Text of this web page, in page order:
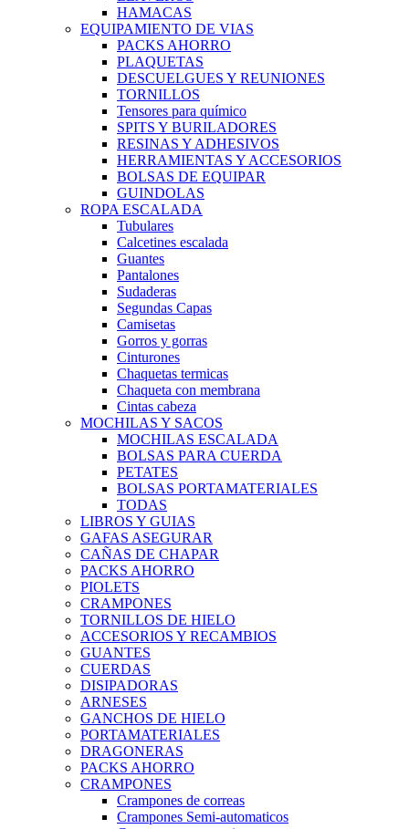
HAMACAS
EQUIPAMIENTO DE VIAS
PACKS AHORRO
PLAQUETAS
DESCUELGUES Y REUNIONES
TORNILLOS
Tensores para químico
SPITS Y BURILADORES
RESINAS Y ADHESIVOS
HERRAMIENTAS Y ACCESORIOS
BOLSAS DE EQUIPAR
GUINDOLAS
ROPA ESCALADA
Tubulares
Calcetines escalada
Guantes
Pantalones
Sudaderas
Segundas Capas
Camisetas
Gorros y gorras
Cinturones
Chaquetas termicas
Chaqueta con membrana
Cintas cabeza
MOCHILAS Y SACOS
MOCHILAS ESCALADA
BOLSAS PARA CUERDA
PETATES
BOLSAS PORTAMATERIALES
TODAS
LIBROS Y GUIAS
GAFAS ASEGURAR
CAÑAS DE CHAPAR
PACKS AHORRO
PIOLETS
CRAMPONES
TORNILLOS DE HIELO
ACCESORIOS Y RECAMBIOS
GUANTES
CUERDAS
DISIPADORAS
ARNESES
GANCHOS DE HIELO
PORTAMATERIALES
DRAGONERAS
PACKS AHORRO
CRAMPONES
Crampones de correas
Crampones Semi-automaticos